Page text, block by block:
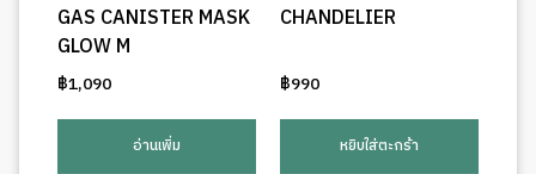
GAS CANISTER MASK
GLOW M
฿1,090
อ่านเพิ่ม
CHANDELIER
฿990
หยิบใส่ตะกร้า